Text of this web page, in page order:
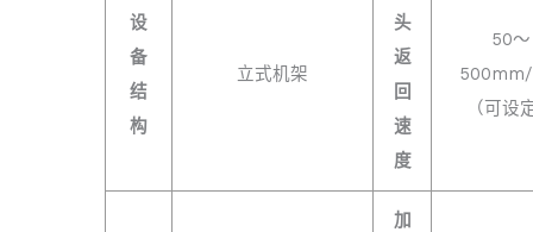
设
备
结
构
立式机架
头
返
回
速
度
50～
（可设
加